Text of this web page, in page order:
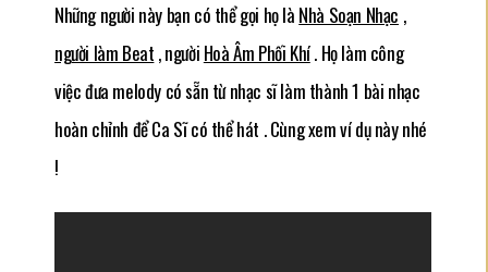
Những người này bạn có thể gọi họ là Nhà Soạn Nhạc ,
người làm Beat , người Hoà Âm Phối Khí. Họ làm công
việc đưa melody có sẵn từ nhạc sĩ làm thành 1 bài nhạc
hoàn chỉnh để Ca Sĩ có thể hát . Cùng xem ví dụ này nhé
!